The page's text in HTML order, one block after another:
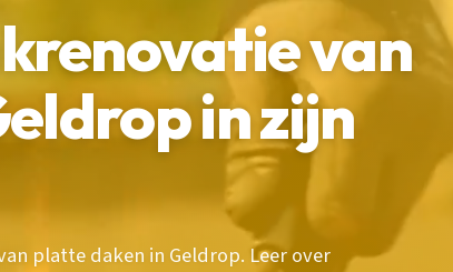
van
in zijn
platte daken in Geldrop. Leer over